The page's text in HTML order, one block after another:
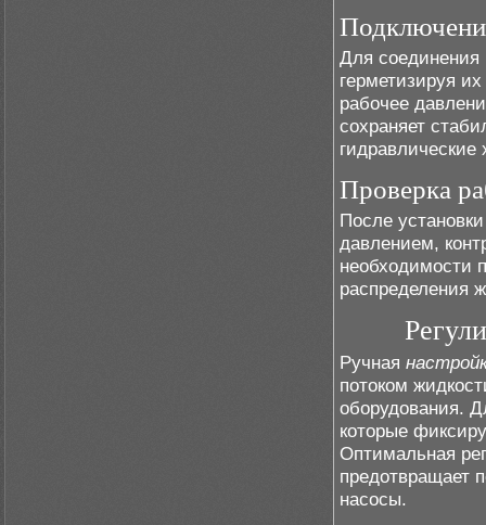
Для
герметизируя
рабочее
сохраняет
гидравлические
Проверка
После
давлением,
необходимости
распределения
Ручная
потоком
оборудования.
которые
Оптимальная
предотвращает
насосы.